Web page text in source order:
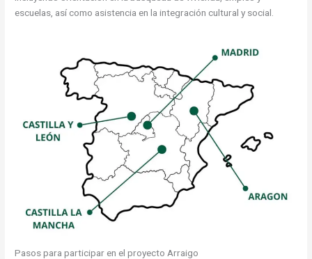
escuelas, así como asistencia en la integración cultural y social.
Pasos para participar en el proyecto Arraigo